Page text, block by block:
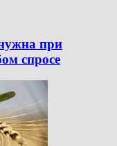
при
спросе